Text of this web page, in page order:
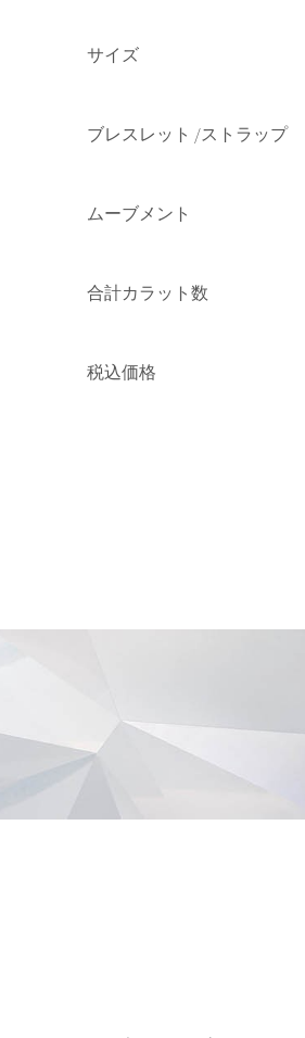
サイズ
ブレスレット /ストラップ
ムーブメント
合計カラット数
税込価格